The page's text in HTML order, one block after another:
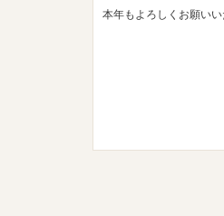
本年もよろしくお願い